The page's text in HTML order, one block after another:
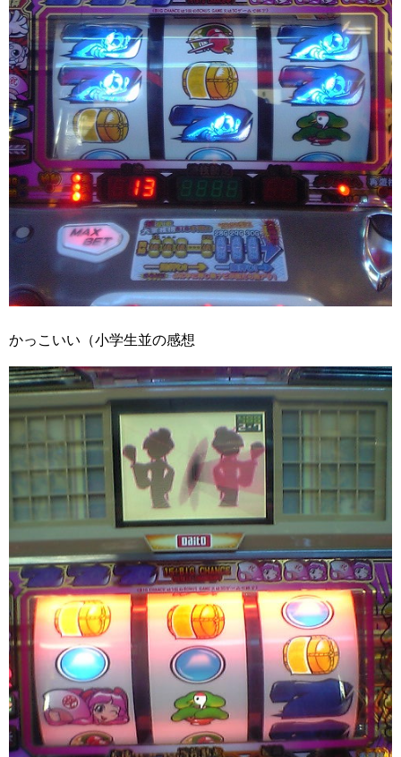
かっこいい（小学生並の感想